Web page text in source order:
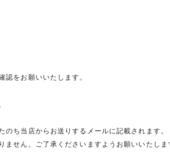
認をお願いいたします。
ち当店からお送りするメールに記載されます。
せん。ご了承くださいますようお願いいたしま